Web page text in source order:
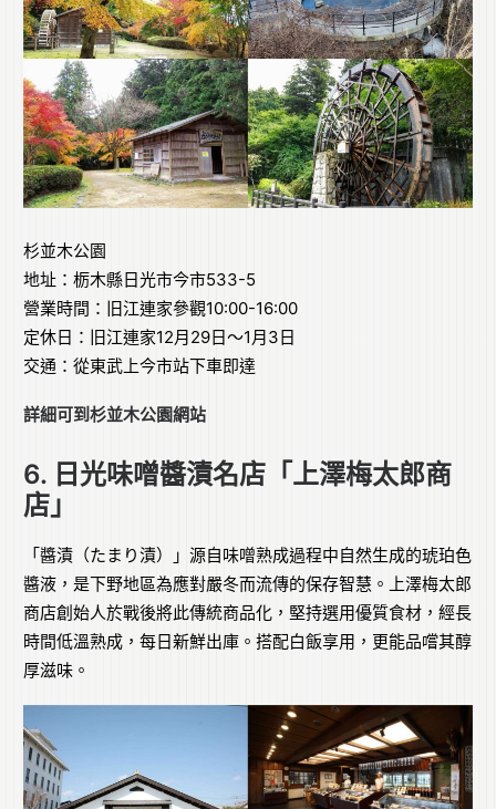
杉並木公園
地址：栃木縣日光市今市533-5
營業時間：旧江連家參觀10:00-16:00
定休日：旧江連家12月29日～1月3日
交通：從東武上今市站下車即達
詳細可到杉並木公園網站
6. 日光味噌醬漬名店「上澤梅太郎商
店」
「醬漬（たまり漬）」源自味噌熟成過程中自然生成的琥珀色
醬液，是下野地區為應對嚴冬而流傳的保存智慧。上澤梅太郎
商店創始人於戰後將此傳統商品化，堅持選用優質食材，經長
時間低溫熟成，每日新鮮出庫。搭配白飯享用，更能品嚐其醇
厚滋味。